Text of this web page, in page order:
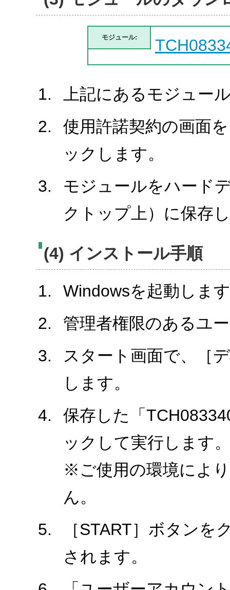
モジュール:
上記にあるモジュー
使用許諾契約の画面
ックします。
モジュールをハード
クトップ上）に保存
(4) インストール手順
Windowsを起動しま
管理者権限のあるユ
スタート画面で、［
します。
保存した「
ックして実行します
※ご使用の環境によ
ん。
［START］ボタン
されます。